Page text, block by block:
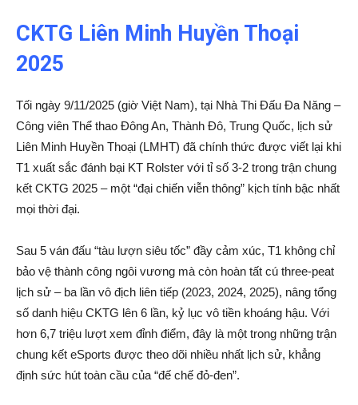
CKTG Liên Minh Huyền Thoại
2025
Tối ngày 9/11/2025 (giờ Việt Nam), tại Nhà Thi Đấu Đa Năng –
Công viên Thể thao Đông An, Thành Đô, Trung Quốc, lịch sử
Liên Minh Huyền Thoại (LMHT) đã chính thức được viết lại khi
T1 xuất sắc đánh bại KT Rolster với tỉ số 3-2 trong trận chung
kết CKTG 2025 – một “đại chiến viễn thông” kịch tính bậc nhất
mọi thời đại.
Sau 5 ván đấu “tàu lượn siêu tốc” đầy cảm xúc, T1 không chỉ
bảo vệ thành công ngôi vương mà còn hoàn tất cú three-peat
lịch sử – ba lần vô địch liên tiếp (2023, 2024, 2025), nâng tổng
số danh hiệu CKTG lên 6 lần, kỷ lục vô tiền khoáng hậu. Với
hơn 6,7 triệu lượt xem đỉnh điểm, đây là một trong những trận
chung kết eSports được theo dõi nhiều nhất lịch sử, khẳng
định sức hút toàn cầu của “đế chế đỏ-đen”.